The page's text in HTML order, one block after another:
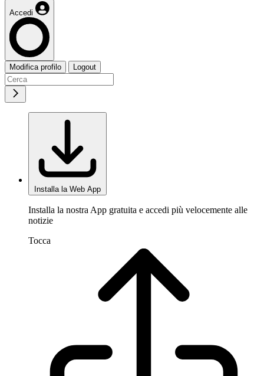
Accedi
Modifica profilo Logout
Installa la Web App
Installa la nostra App gratuita e accedi più velocemente alle
notizie
Tocca